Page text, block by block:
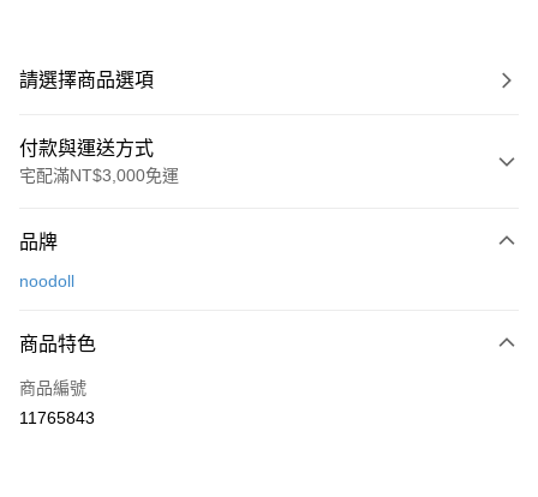
請選擇商品選項
付款與運送方式
宅配滿NT$3,000免運
信用卡一次付款
運送方式
付款後全家取貨
品牌
noodoll
商品特色
商品編號
11765843